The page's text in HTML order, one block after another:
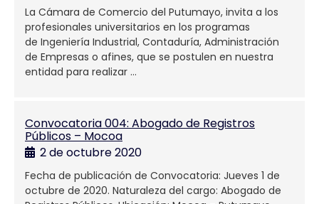
La Cámara de Comercio del Putumayo, invita a los
profesionales universitarios en los programas
de Ingeniería Industrial, Contaduría, Administración
de Empresas o afines, que se postulen en nuestra
entidad para realizar …
Convocatoria 004: Abogado de Registros
Públicos – Mocoa
2 de octubre 2020
Fecha de publicación de Convocatoria: Jueves 1 de
octubre de 2020. Naturaleza del cargo: Abogado de